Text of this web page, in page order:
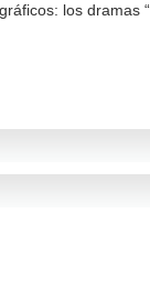
los dramas “